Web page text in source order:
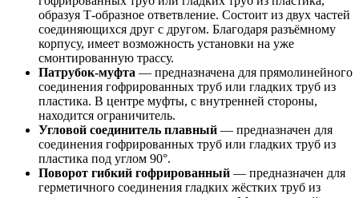
образуя Т-образное ответвление. Состоит из двух частей
соединяющихся друг с другом. Благодаря разъёмному
корпусу, имеет возможность установки на уже
смонтированную трассу.
Патрубок-муфта — предназначена для прямолинейного
соединения гофрированных труб или гладких труб из
пластика. В центре муфты, с внутренней стороны,
находится ограничитель.
Угловой соединитель плавный — предназначен для
соединения гофрированных труб или гладких труб из
пластика под углом 90°.
Поворот гибкий гофрированный — предназначен для
герметичного соединения гладких жёстких труб из